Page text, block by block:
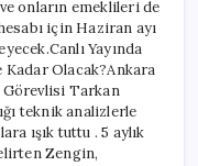
onların emeklileri de
için Haziran ayı
Yayında
Olacak?Ankara
Görevlisi Tarkan
teknik analizlerle
ışık tuttu . 5 aylık
Zengin,